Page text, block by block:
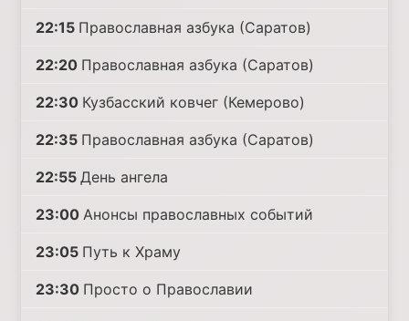
22:15 Православная азбука (Саратов)
22:20 Православная азбука (Саратов)
22:30 Кузбасский ковчег (Кемерово)
22:35 Православная азбука (Саратов)
22:55 День ангела
23:00 Анонсы православных событий
23:05 Путь к Храму
23:30 Просто о Православии